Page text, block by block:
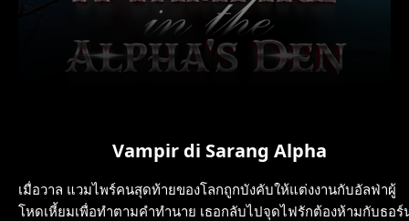
Vampir di Sarang Alpha
เมื่อวาล แวมไพร์คนสุดท้ายของโลกถูกบังคับให้แต่งงานกับอัลฟ่าผู้
โหดเหี้ยมเพื่อทำตามคำทำนาย เธอกลับไปจุดไฟรักต้องห้ามกับธอร์